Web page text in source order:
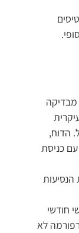
מבדיקה
הדוח,
כניסת
חופשי חודשי
של הרפורמה לא